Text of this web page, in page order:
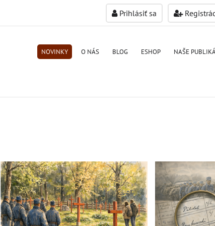
Prihlásiť sa
NOVINKY O NÁS BLOG ESHOP NAŠE